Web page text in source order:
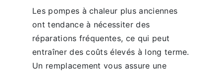
Les pompes à chaleur plus anciennes
ont tendance à nécessiter des
réparations fréquentes, ce qui peut
entraîner des coûts élevés à long terme.
Un remplacement vous assure une